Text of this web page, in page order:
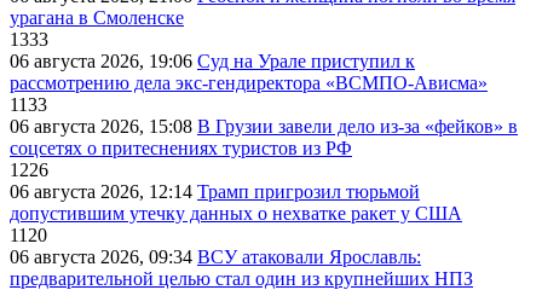
урагана в Смоленске
1333
06 августа 2026, 19:06 Суд на Урале приступил к
рассмотрению дела экс-гендиректора «ВСМПО-Ависма»
1133
06 августа 2026, 15:08 В Грузии завели дело из-за «фейков» в
соцсетях о притеснениях туристов из РФ
1226
06 августа 2026, 12:14 Трамп пригрозил тюрьмой
допустившим утечку данных о нехватке ракет у США
1120
06 августа 2026, 09:34 ВСУ атаковали Ярославль:
предварительной целью стал один из крупнейших НПЗ